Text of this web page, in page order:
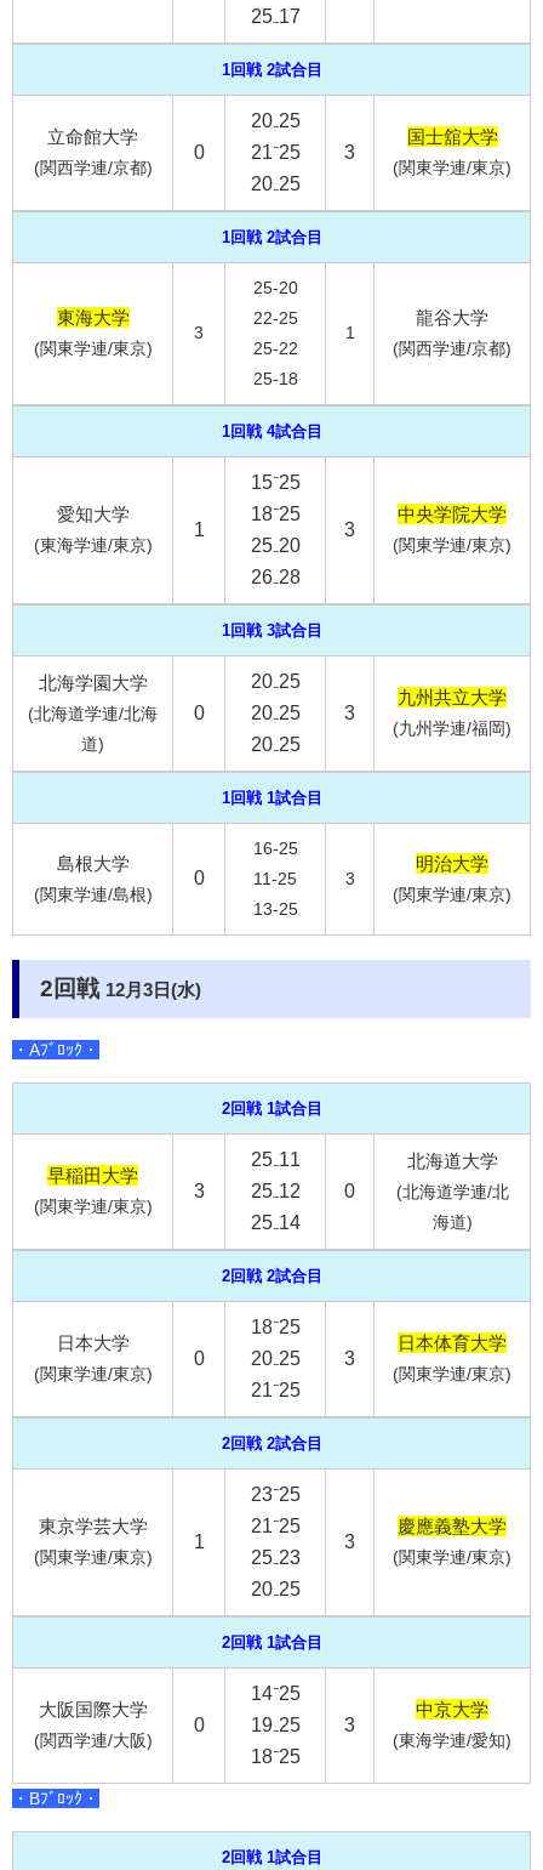
25₋17
1回戦 2試合目
立命館大学
(関西学連/京都)
0
20₋25
21⁻25
20₋25
3
国士舘大学
(関東学連/東京)
1回戦 2試合目
東海大学
(関東学連/東京)
3
25-20
22-25
25-22
25-18
1
龍谷大学
(関西学連/京都)
1回戦 4試合目
愛知大学
(東海学連/東京)
1
15⁻25
18⁻25
25₋20
26₋28
3
中央学院大学
(関東学連/東京)
1回戦 3試合目
北海学園大学
(北海道学連/北海
道)
0
20₋25
20₋25
20₋25
3
九州共立大学
(九州学連/福岡)
1回戦 1試合目
島根大学
(関東学連/島根)
0
16-25
11-25
13-25
3
明治大学
(関東学連/東京)
2回戦 12月3日(水)
・Aﾌﾞﾛｯｸ・
2回戦 1試合目
早稲田大学
(関東学連/東京)
3
25₋11
25₋12
25₋14
0
北海道大学
(北海道学連/北
海道)
2回戦 2試合目
日本大学
(関東学連/東京)
0
18⁻25
20₋25
21⁻25
3
日本体育大学
(関東学連/東京)
2回戦 2試合目
東京学芸大学
(関東学連/東京)
1
23⁻25
21⁻25
25₋23
20₋25
3
慶應義塾大学
(関東学連/東京)
2回戦 1試合目
大阪国際大学
(関西学連/大阪)
0
14⁻25
19₋25
18⁻25
3
中京大学
(東海学連/愛知)
・Bﾌﾞﾛｯｸ・
2回戦 1試合目